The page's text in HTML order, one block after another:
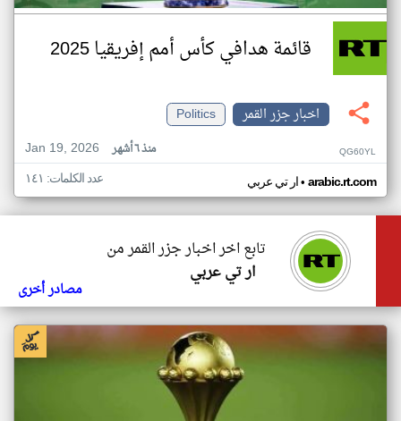
قائمة هدافي كأس أمم إفريقيا 2025
اخبار جزر القمر
Politics
Jan 19, 2026
منذ ٦ أشهر QG60YL
ار تي عربي• arabic.rt.com عدد الكلمات: ١٤١
تابع اخر اخبار جزر القمر من
ار تي عربي
مصادر أخرى